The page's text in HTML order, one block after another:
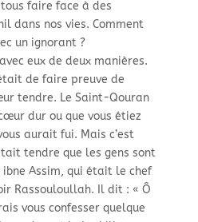
tous faire face à des
dans nos vies. Comment
un ignorant ?
eux de deux manières.
de faire preuve de
tendre. Le Saint-Qouran
dur ou que vous étiez
aurait fui. Mais c’est
tendre que les gens sont
ibne Assim, qui était le chef
Rassouloullah. Il dit : « Ô
vous confesser quelque